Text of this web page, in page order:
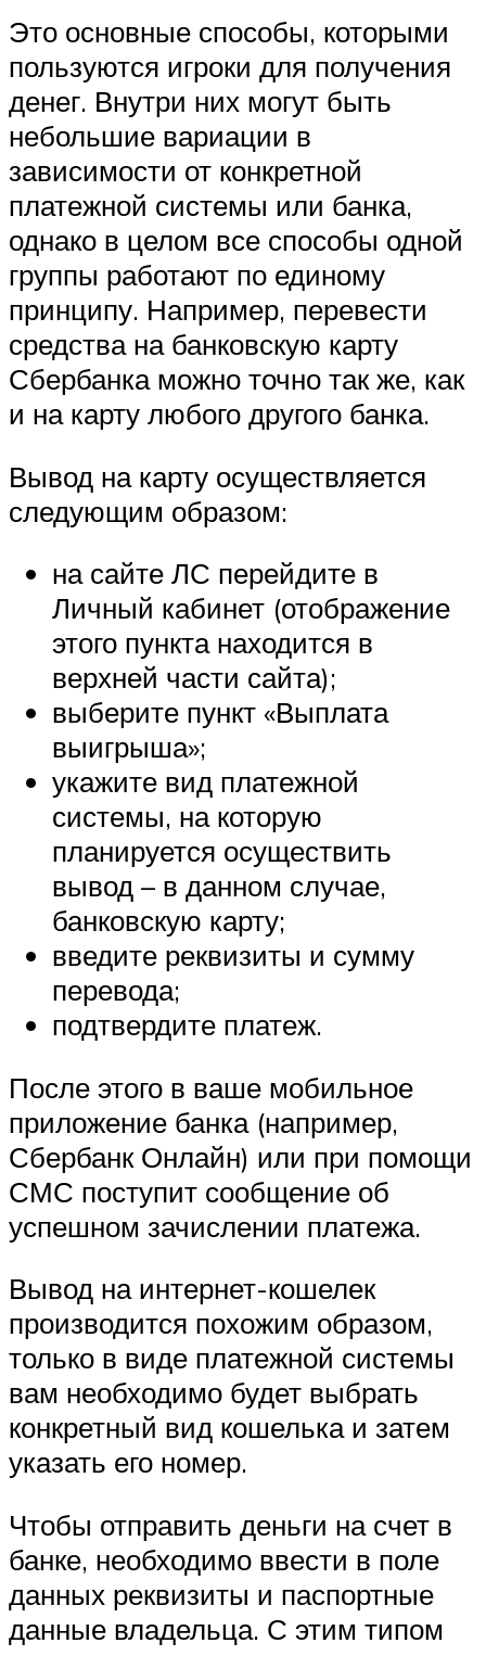
Это основные способы, которыми
пользуются игроки для получения
денег. Внутри них могут быть
небольшие вариации в
зависимости от конкретной
платежной системы или банка,
однако в целом все способы одной
группы работают по единому
принципу. Например, перевести
средства на банковскую карту
Сбербанка можно точно так же, как
и на карту любого другого банка.
Вывод на карту осуществляется
следующим образом:
на сайте ЛС перейдите в
Личный кабинет (отображение
этого пункта находится в
верхней части сайта);
выберите пункт «Выплата
выигрыша»;
укажите вид платежной
системы, на которую
планируется осуществить
вывод – в данном случае,
банковскую карту;
введите реквизиты и сумму
перевода;
подтвердите платеж.
После этого в ваше мобильное
приложение банка (например,
Сбербанк Онлайн) или при помощи
СМС поступит сообщение об
успешном зачислении платежа.
Вывод на интернет-кошелек
производится похожим образом,
только в виде платежной системы
вам необходимо будет выбрать
конкретный вид кошелька и затем
указать его номер.
Чтобы отправить деньги на счет в
банке, необходимо ввести в поле
данных реквизиты и паспортные
данные владельца. С этим типом